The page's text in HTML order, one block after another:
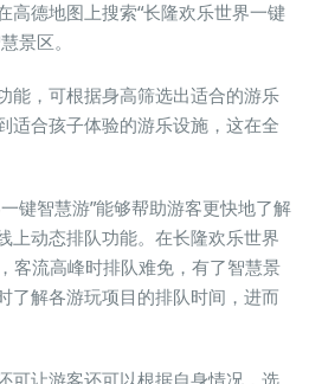
高德地图上搜索“长隆欢乐世界一键
景区。
能，可根据身高筛选出适合的游乐
适合孩子体验的游乐设施，这在全
键智慧游”能够帮助游客更快地了解
上动态排队功能。在长隆欢乐世界
客流高峰时排队难免，有了智慧景
了解各游玩项目的排队时间，进而